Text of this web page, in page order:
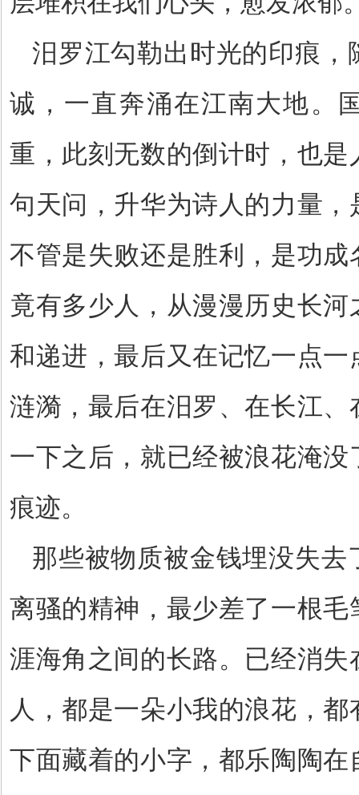
汨罗江勾勒出时光的印痕，
诚，一直奔涌在江南大地。
重，此刻无数的倒计时，也
句天问，升华为诗人的力量
不管是失败还是胜利，是功
竟有多少人，从漫漫历史长
和递进，最后又在记忆一点
涟漪，最后在汨罗、在长江
一下之后，就已经被浪花淹
痕迹。
那些被物质被金钱埋没失去
离骚的精神，最少差了一根
涯海角之间的长路。已经消
人，都是一朵小我的浪花，
下面藏着的小字，都乐陶陶